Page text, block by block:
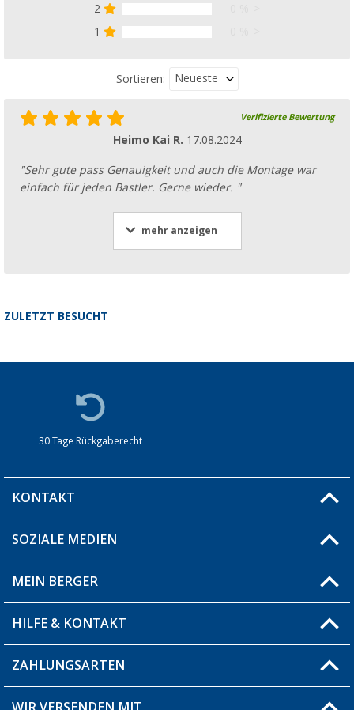
2
1
Sortieren: Neueste
Verifizierte Bewertung
Heimo Kai R. 17.08.2024
"Sehr gute pass Genauigkeit und auch die Montage war
einfach für jeden Bastler. Gerne wieder. "
mehr anzeigen
ZULETZT BESUCHT
30 Tage Rückgaberecht
KONTAKT
Du hast eine Frage?
Filiale finden
SOZIALE MEDIEN
MEIN BERGER
Blog
Produkttester
HILFE & KONTAKT
Fragen & Antworten / FAQ
Versandinformationen
ZAHLUNGSARTEN